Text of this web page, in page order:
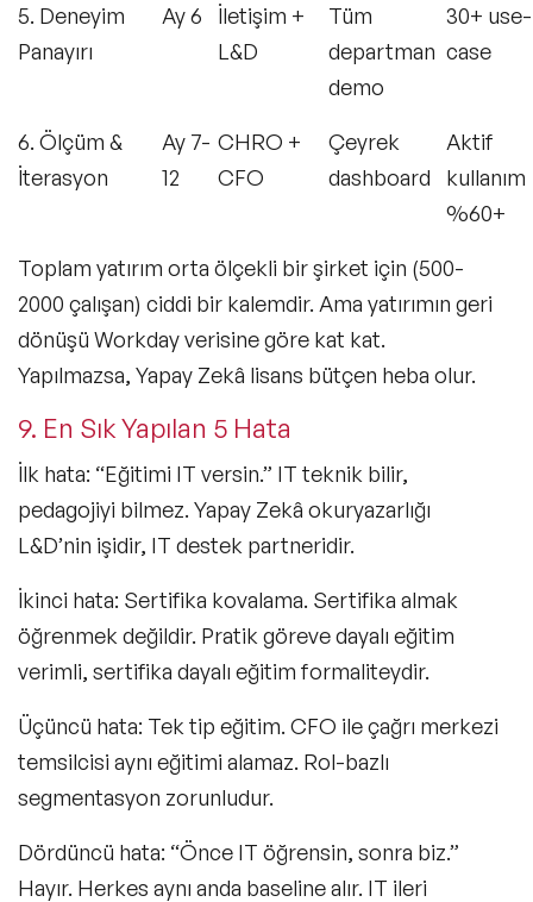
5. Deneyim
Panayırı
Ay 6
İletişim +
L&D
Tüm
departman
demo
30+ use-
case
6. Ölçüm &
İterasyon
Ay 7-
12
CHRO +
CFO
Çeyrek
dashboard
Aktif
kullanım
%60+
Toplam yatırım orta ölçekli bir şirket için (500-
2000 çalışan) ciddi bir kalemdir. Ama yatırımın geri
dönüşü Workday verisine göre kat kat.
Yapılmazsa, Yapay Zekâ lisans bütçen heba olur.
9. En Sık Yapılan 5 Hata
İlk hata: “Eğitimi IT versin.” IT teknik bilir,
pedagojiyi bilmez. Yapay Zekâ okuryazarlığı
L&D’nin işidir, IT destek partneridir.
İkinci hata: Sertifika kovalama. Sertifika almak
öğrenmek değildir. Pratik göreve dayalı eğitim
verimli, sertifika dayalı eğitim formaliteydir.
Üçüncü hata: Tek tip eğitim. CFO ile çağrı merkezi
temsilcisi aynı eğitimi alamaz. Rol-bazlı
segmentasyon zorunludur.
Dördüncü hata: “Önce IT öğrensin, sonra biz.”
Hayır. Herkes aynı anda baseline alır. IT ileri